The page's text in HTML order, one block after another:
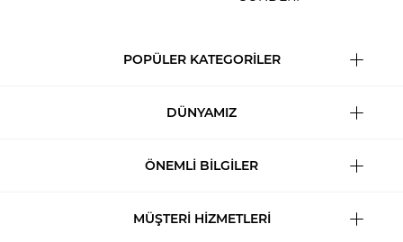
POPÜLER KATEGORİLER
DÜNYAMIZ
ÖNEMLİ BİLGİLER
MÜŞTERİ HİZMETLERİ